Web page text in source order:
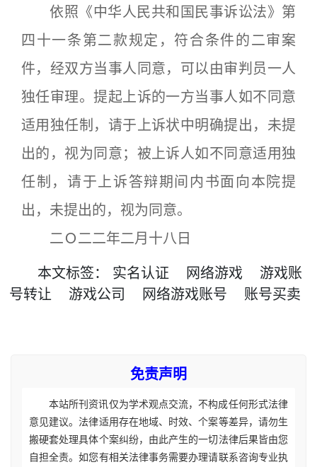
依照《中华人民共和国民事诉讼法》第
四十一条第二款规定，符合条件的二审案
件，经双方当事人同意，可以由审判员一人
独任审理。提起上诉的一方当事人如不同意
适用独任制，请于上诉状中明确提出，未提
出的，视为同意；被上诉人如不同意适用独
任制，请于上诉答辩期间内书面向本院提
出，未提出的，视为同意。
二Ｏ二二年二月十八日
本文标签： 实名认证 网络游戏
游戏账
号转让
游戏公司 网络游戏账号 账号买卖
免责声明
本站所刊资讯仅为学术观点交流，不构成任何形式法律
意见建议。法律适用存在地域、时效、个案等差异，请勿生
搬硬套处理具体个案纠纷，由此产生的一切法律后果皆由您
自担全责。如您有相关法律事务需要办理请联系咨询专业执